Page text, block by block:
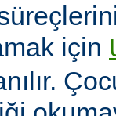
için